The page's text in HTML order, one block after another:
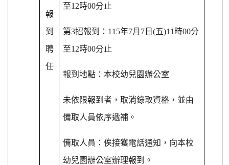
報
到
聘
任
至12時00分止
第3招報到： 115年7月 7 日 (五)11 時00分
至12時00分止
報到地點：本校幼兒園辦公室
未依限報到者，取消錄取資格，並由
備取人員依序遞補。
備取人員：俟接獲電話通知，向本校
幼兒園辦公室辦理報到。